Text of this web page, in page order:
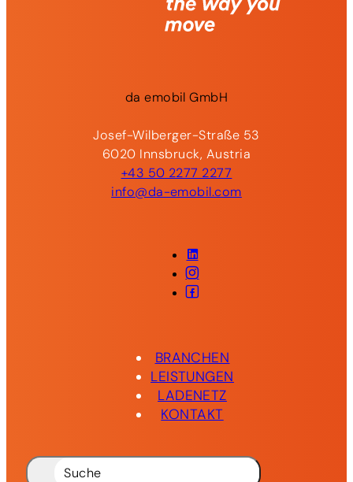
daemobilGmbH
Josef-Wilberger-Straße 53
6020 Innsbruck, Austria
+43 50 2277 2277
info@da-emobil.com
LinkedIn
Instagram
Facebook
BRANCHEN
LEISTUNGEN
LADENETZ
KONTAKT
Suche